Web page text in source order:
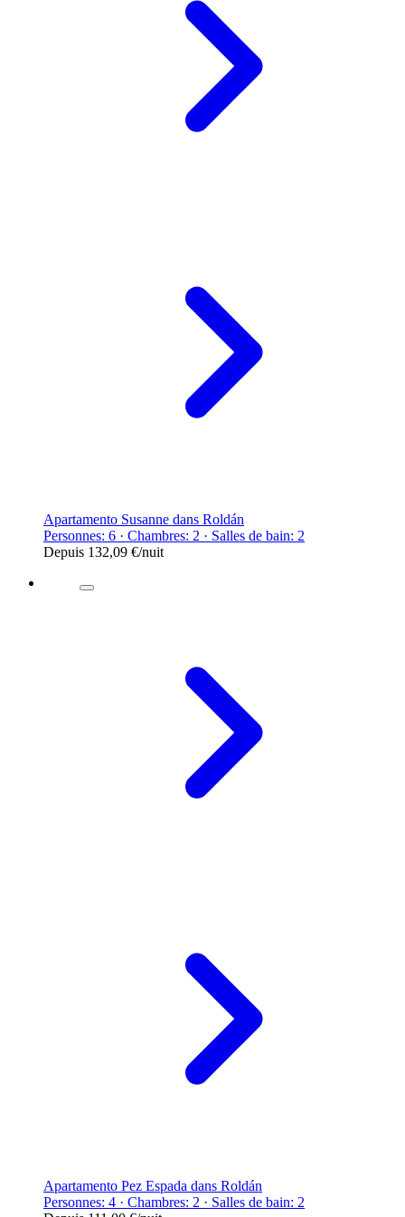
Apartamento Susanne dans Roldán
Personnes: 6 · Chambres: 2 · Salles de bain: 2
Depuis 132,09 €/nuit
Apartamento Pez Espada dans Roldán
Personnes: 4 · Chambres: 2 · Salles de bain: 2